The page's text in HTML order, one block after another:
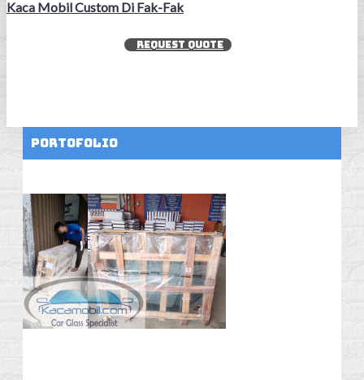
Kaca Mobil Custom Di Fak-Fak
REQUEST QUOTE
Portofolio